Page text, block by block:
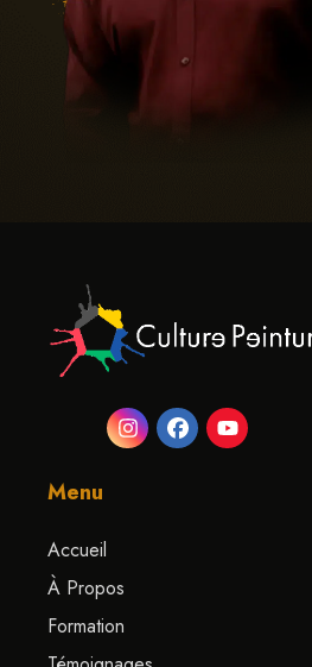
Menu
Accueil
À Propos
Formation